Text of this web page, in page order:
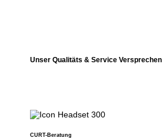
Unser Qualitäts & Service Versprechen
CURT-Beratung